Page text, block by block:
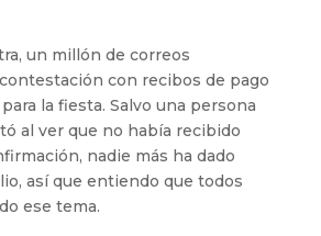
un millón de correos
con recibos de pago
la fiesta. Salvo una persona
al ver que no había recibido
nadie más ha dado
así que entiendo que todos
ese tema.